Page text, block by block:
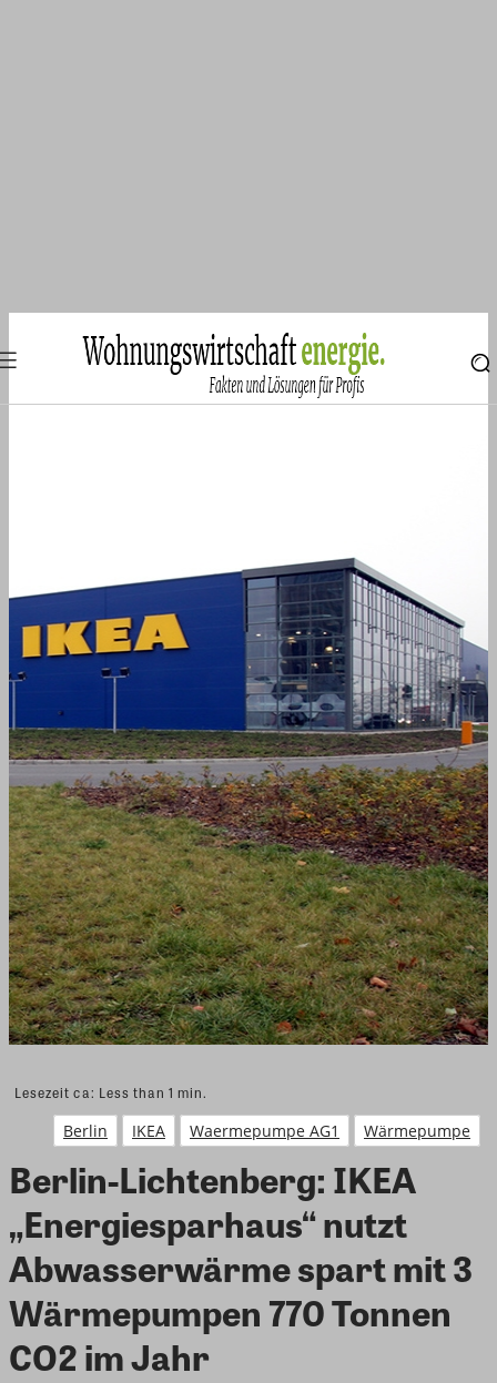
Lesezeit ca: Less than 1 min.
Berlin IKEA Waermepumpe AG1 Wärmepumpe
Berlin-Lichtenberg: IKEA
„Energiesparhaus“ nutzt
Abwasserwärme spart mit 3
Wärmepumpen 770 Tonnen
CO2 im Jahr